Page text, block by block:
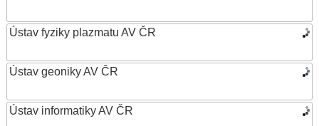
Ústav fyziky plazmatu AV ČR
Ústav geoniky AV ČR
Ústav informatiky AV ČR